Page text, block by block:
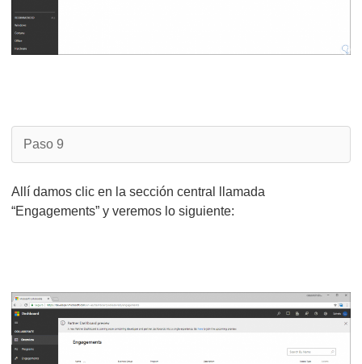
Paso 9
Allí damos clic en la sección central llamada
“Engagements” y veremos lo siguiente: